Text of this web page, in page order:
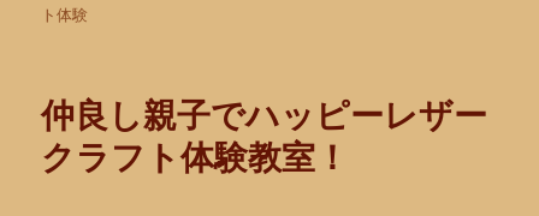
稿
ト体験
仲良し親子でハッピーレザー
クラフト体験教室！